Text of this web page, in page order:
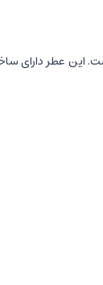
عطر دارای